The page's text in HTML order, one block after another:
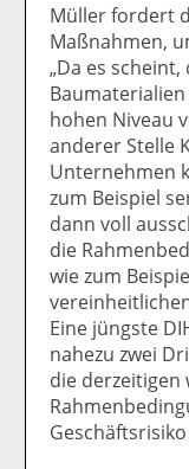
Müller fordert
Maßnahmen,
„Da es
hohen Niveau
anderer Stelle
Unternehmen
zum Beispiel
dann voll
die
wie zum
Eine jüngste
nahezu zwei
die